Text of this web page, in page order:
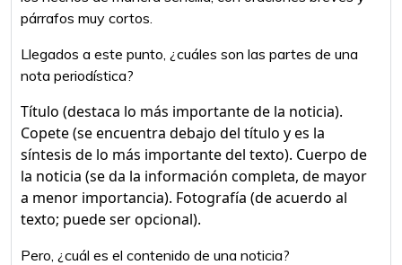
párrafos muy cortos.
Llegados a este punto, ¿cuáles son las partes de una
nota periodística?
Título (destaca lo más importante de la noticia).
Copete (se encuentra debajo del título y es la
síntesis de lo más importante del texto). Cuerpo de
la noticia (se da la información completa, de mayor
a menor importancia). Fotografía (de acuerdo al
texto; puede ser opcional).
Pero, ¿cuál es el contenido de una noticia?